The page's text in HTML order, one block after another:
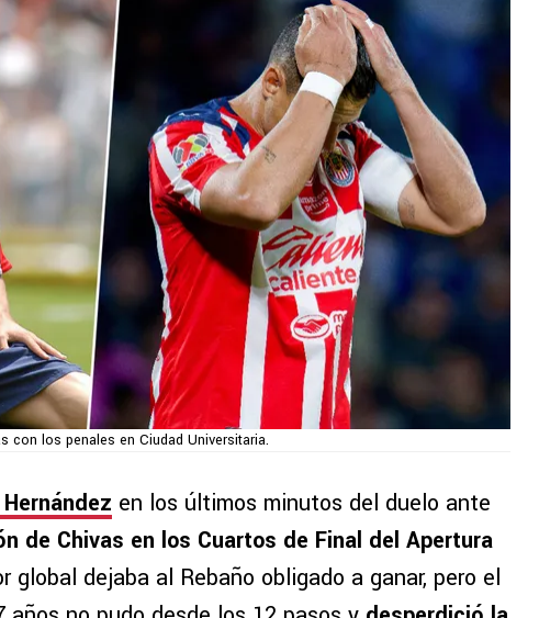
con los penales en Ciudad Universitaria.
en los últimos minutos del duelo ante
de Chivas en los Cuartos de Final del Apertura
global dejaba al Rebaño obligado a ganar, pero el